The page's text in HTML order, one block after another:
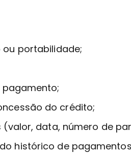
portabilidade;
do crédito;
data, número de
histórico de